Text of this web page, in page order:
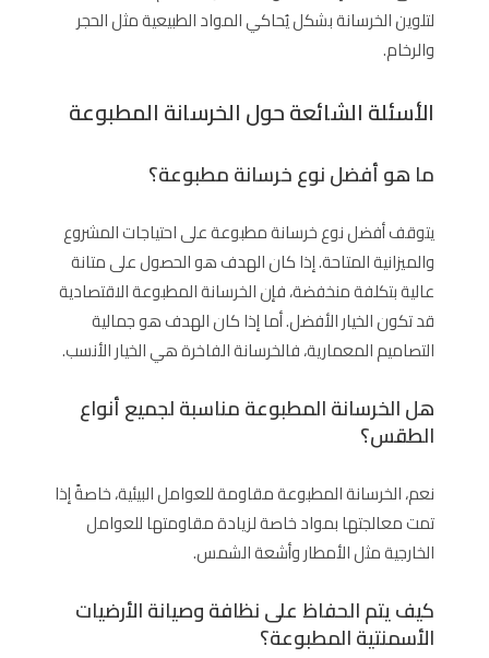
لتلوين الخرسانة بشكل يُحاكي المواد الطبيعية مثل الحجر
والرخام.
الأسئلة الشائعة حول الخرسانة المطبوعة
ما هو أفضل نوع خرسانة مطبوعة؟
يتوقف أفضل نوع خرسانة مطبوعة على احتياجات المشروع
والميزانية المتاحة. إذا كان الهدف هو الحصول على متانة
عالية بتكلفة منخفضة، فإن الخرسانة المطبوعة الاقتصادية
قد تكون الخيار الأفضل. أما إذا كان الهدف هو جمالية
التصاميم المعمارية، فالخرسانة الفاخرة هي الخيار الأنسب.
هل الخرسانة المطبوعة مناسبة لجميع أنواع
الطقس؟
نعم، الخرسانة المطبوعة مقاومة للعوامل البيئية، خاصةً إذا
تمت معالجتها بمواد خاصة لزيادة مقاومتها للعوامل
الخارجية مثل الأمطار وأشعة الشمس.
كيف يتم الحفاظ على نظافة وصيانة الأرضيات
الأسمنتية المطبوعة؟